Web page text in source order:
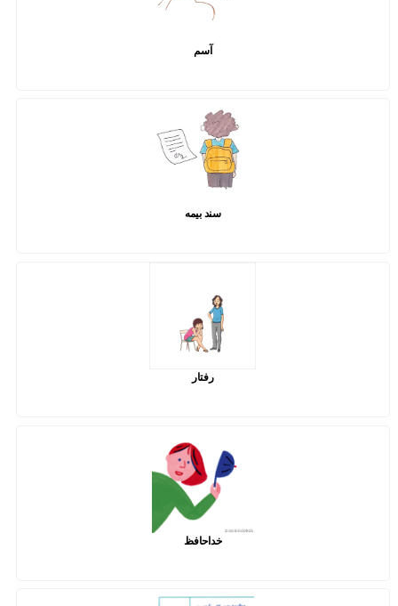
آسم
سند بیمه
رفتار
خداحافظ